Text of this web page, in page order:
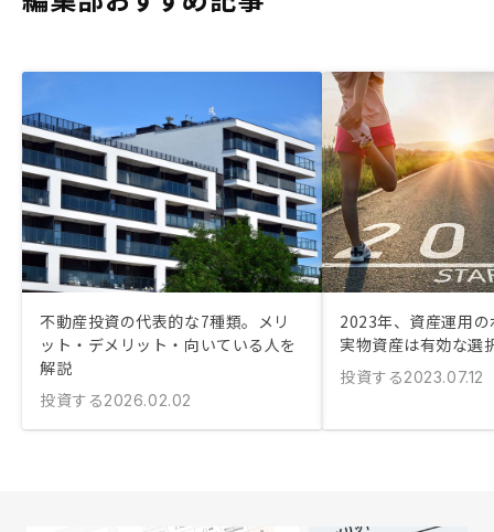
不動産投資の代表的な7種類。メリ
ット・デメリット・向いている人を
解説
投資する2026.02.02
2023年、資産運用
実物資産は有効な選
投資する2023.07.12